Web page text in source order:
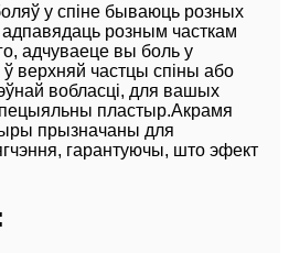
у спіне бываюць розных
розным часткам
адчуваеце вы боль у
верхняй частцы спіны або
вобласці, для вашых
пластыр.Акрамя
прызначаны для
гарантуючы, што эфект